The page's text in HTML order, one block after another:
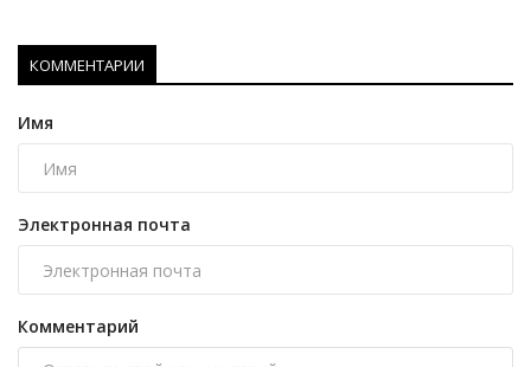
КОММЕНТАРИИ
Имя
Электронная почта
Комментарий